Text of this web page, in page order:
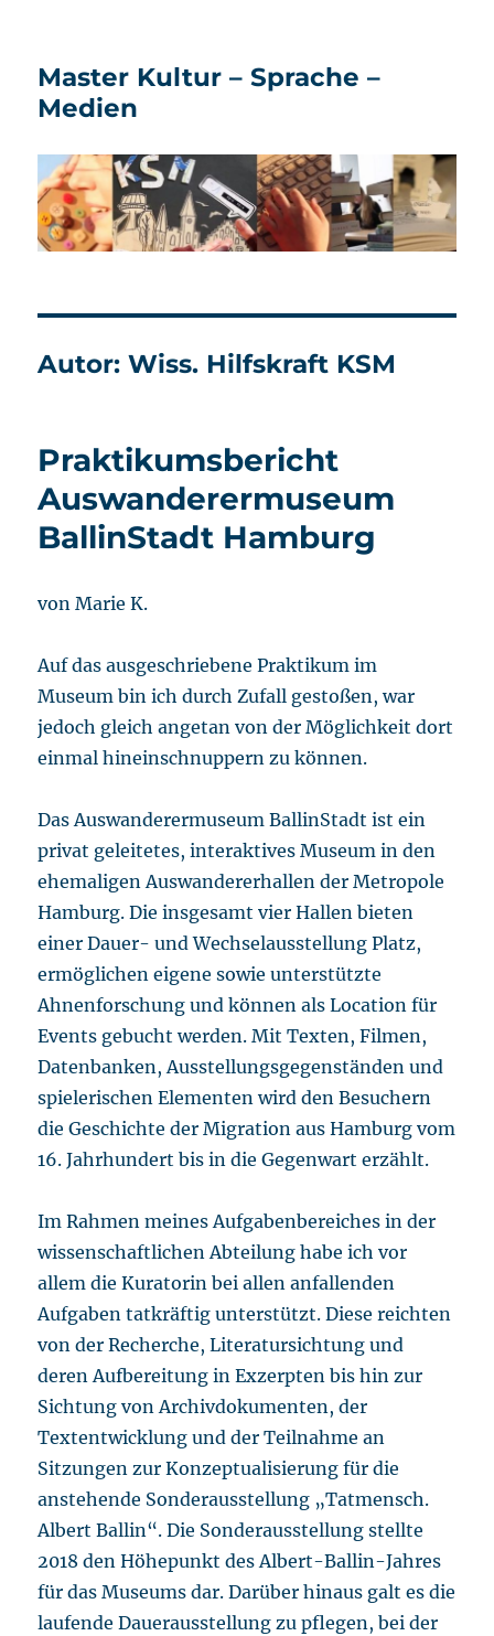
Master Kultur – Sprache –
Medien
Autor:Wiss. Hilfskraft KSM
Praktikumsbericht
Auswanderermuseum
BallinStadt Hamburg
von Marie K.
Auf das ausgeschriebene Praktikum im
Museum bin ich durch Zufall gestoßen, war
jedoch gleich angetan von der Möglichkeit dort
einmal hineinschnuppern zu können.
Das Auswanderermuseum BallinStadt ist ein
privat geleitetes, interaktives Museum in den
ehemaligen Auswandererhallen der Metropole
Hamburg. Die insgesamt vier Hallen bieten
einer Dauer- und Wechselausstellung Platz,
ermöglichen eigene sowie unterstützte
Ahnenforschung und können als Location für
Events gebucht werden. Mit Texten, Filmen,
Datenbanken, Ausstellungsgegenständen und
spielerischen Elementen wird den Besuchern
die Geschichte der Migration aus Hamburg vom
16. Jahrhundert bis in die Gegenwart erzählt.
Im Rahmen meines Aufgabenbereiches in der
wissenschaftlichen Abteilung habe ich vor
allem die Kuratorin bei allen anfallenden
Aufgaben tatkräftig unterstützt. Diese reichten
von der Recherche, Literatursichtung und
deren Aufbereitung in Exzerpten bis hin zur
Sichtung von Archivdokumenten, der
Textentwicklung und der Teilnahme an
Sitzungen zur Konzeptualisierung für die
anstehende Sonderausstellung „Tatmensch.
Albert Ballin“. Die Sonderausstellung stellte
2018 den Höhepunkt des Albert-Ballin-Jahres
für das Museums dar. Darüber hinaus galt es die
laufende Dauerausstellung zu pflegen, bei der